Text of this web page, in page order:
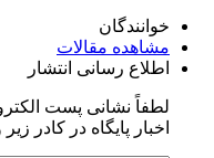
خوانندگان
مشاهده مقالات
اطلاع رسانی انتشار
لطفاً نشانی پست
اخبار پایگاه در کادر زیر